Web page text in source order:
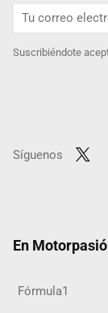
Suscribiéndote
Síguenos
En
Fórmula1